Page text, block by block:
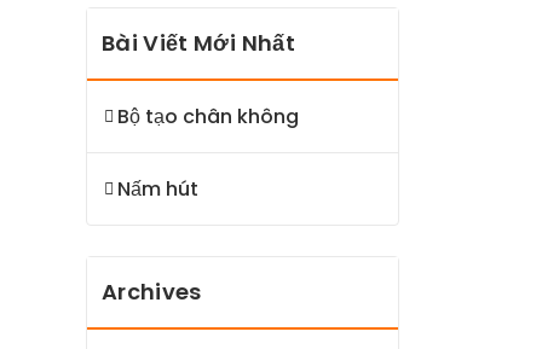
Bài Viết Mới Nhất
Bộ tạo chân không
Nấm hút
Archives